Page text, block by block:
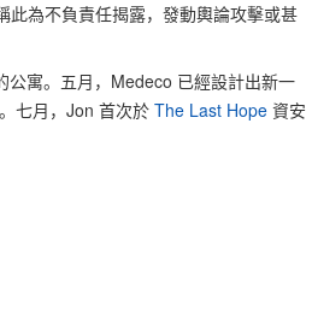
為不負責任揭露，發動輿論攻擊或甚
寓。五月，Medeco 已經設計出新一
七月，Jon 首次於 The Last Hope 資安